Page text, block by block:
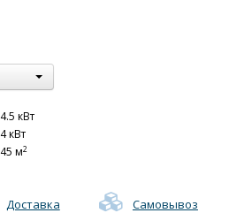
4.5 кВт
4 кВт
45 м2
Доставка
Самовывоз